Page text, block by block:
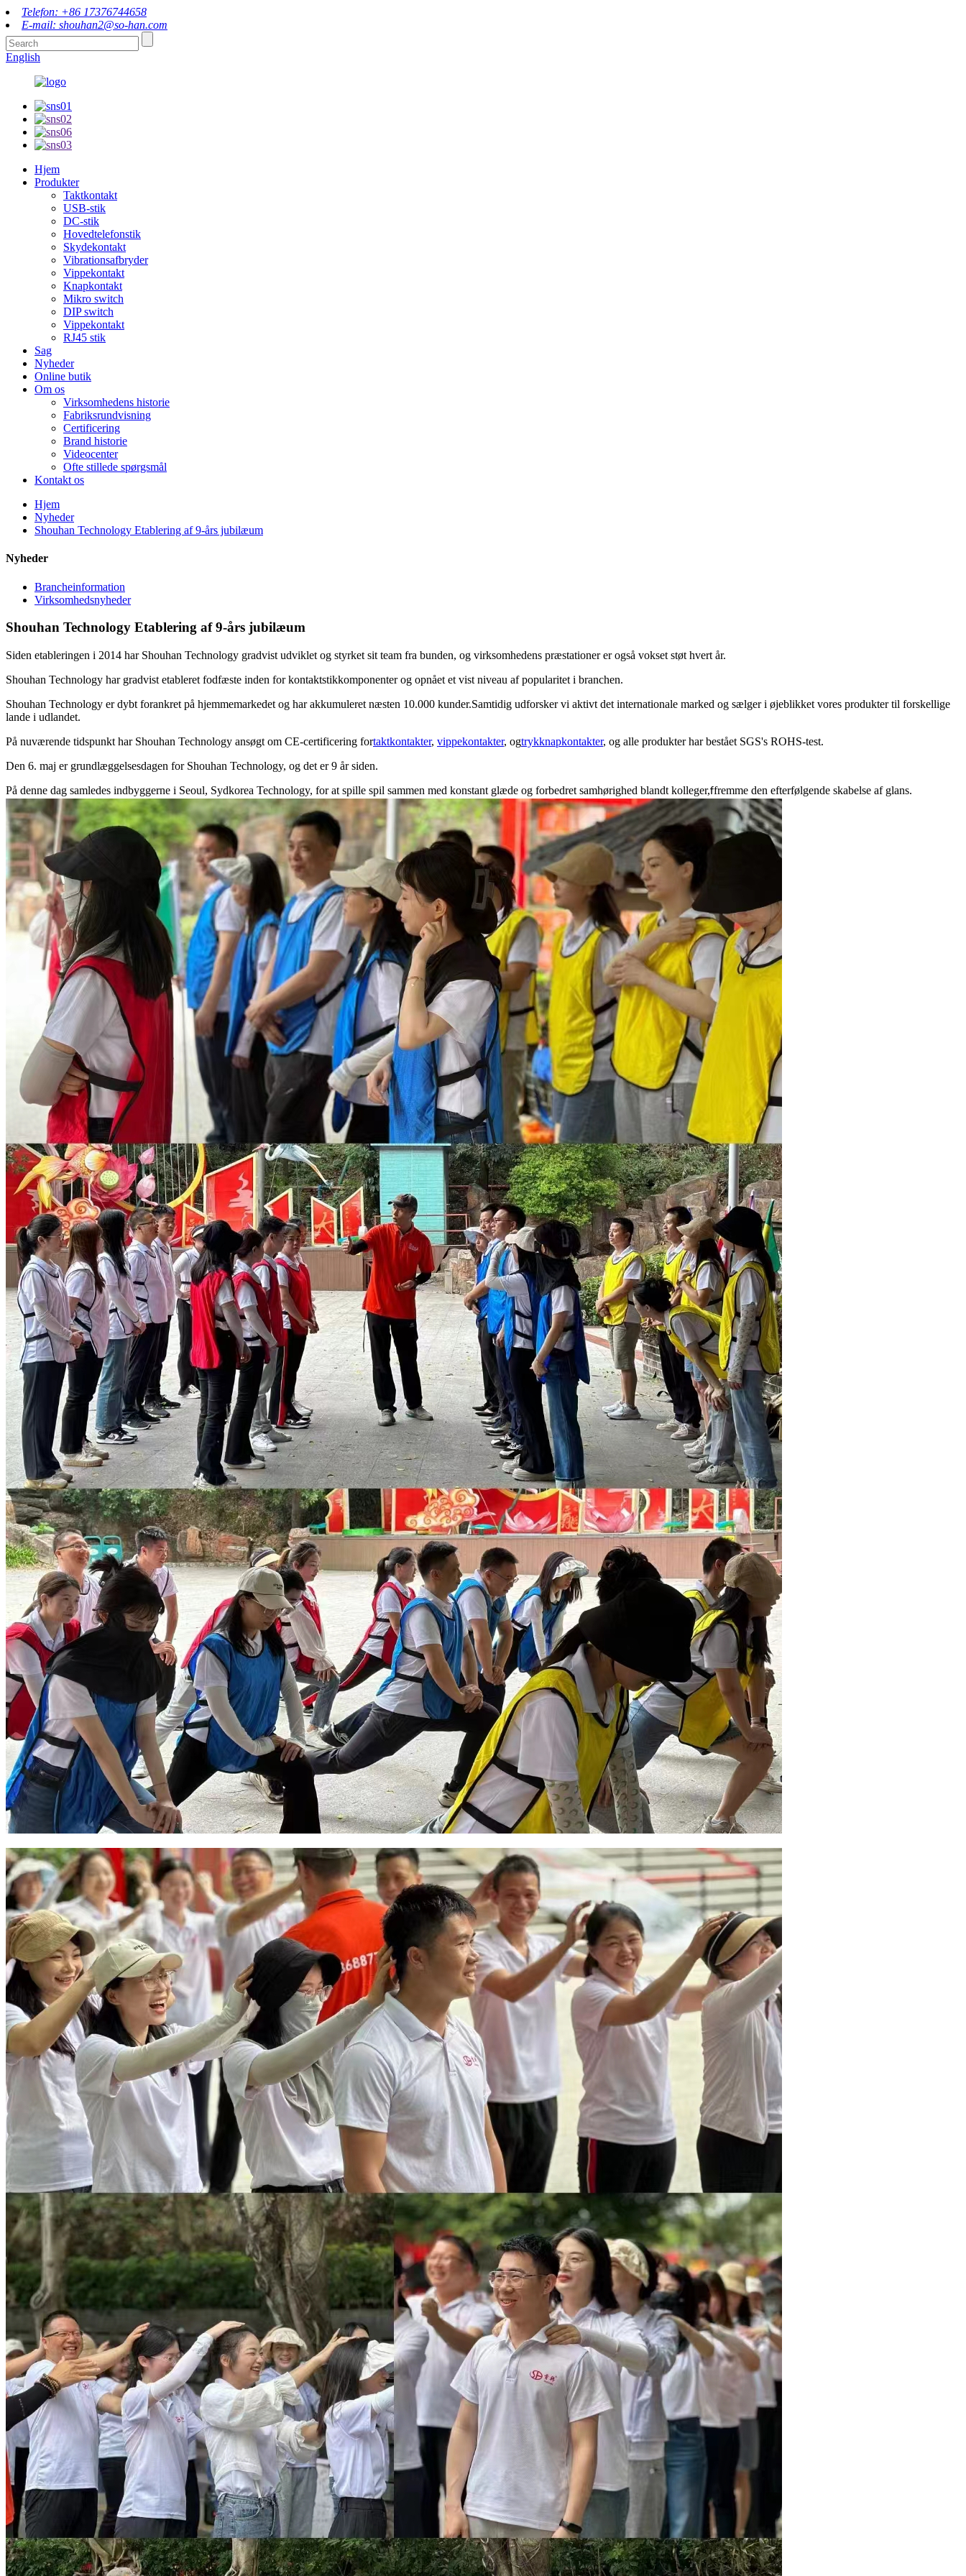
Telefon: +86 17376744658
E-mail: shouhan2@so-han.com
English
Hjem
Produkter
Taktkontakt
USB-stik
DC-stik
Hovedtelefonstik
Skydekontakt
Vibrationsafbryder
Vippekontakt
Knapkontakt
Mikro switch
DIP switch
Vippekontakt
RJ45 stik
Sag
Nyheder
Online butik
Om os
Virksomhedens historie
Fabriksrundvisning
Certificering
Brand historie
Videocenter
Ofte stillede spørgsmål
Kontakt os
Hjem
Nyheder
Shouhan Technology Etablering af 9-års jubilæum
Nyheder
Brancheinformation
Virksomhedsnyheder
Shouhan Technology Etablering af 9-års jubilæum
Siden etableringen i 2014 har Shouhan Technology gradvist udviklet og styrket sit team fra bunden, og virksomhedens præstationer er også vokset støt hvert år.
Shouhan Technology har gradvist etableret fodfæste inden for kontaktstikkomponenter og opnået et vist niveau af popularitet i branchen.
Shouhan Technology er dybt forankret på hjemmemarkedet og har akkumuleret næsten 10.000 kunder.Samtidig udforsker vi aktivt det internationale marked og sælger i øjeblikket vores produkter til forskellige
lande i udlandet.
På nuværende tidspunkt har Shouhan Technology ansøgt om CE-certificering fortaktkontakter, vippekontakter, ogtrykknapkontakter, og alle produkter har bestået SGS's ROHS-test.
Den 6. maj er grundlæggelsesdagen for Shouhan Technology, og det er 9 år siden.
På denne dag samledes indbyggerne i Seoul, Sydkorea Technology, for at spille spil sammen med konstant glæde og forbedret samhørighed blandt kolleger,ffremme den efterfølgende skabelse af glans.